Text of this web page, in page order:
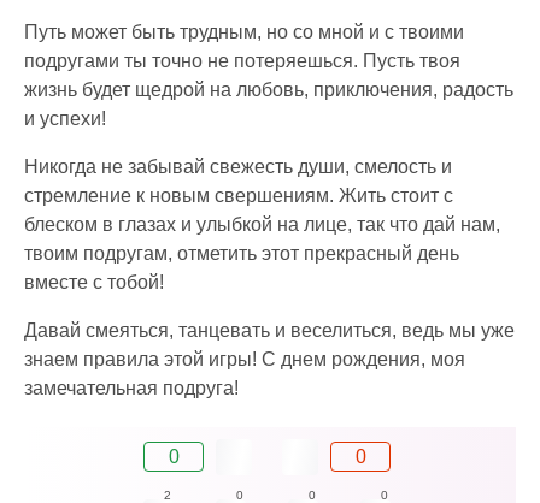
Путь может быть трудным, но со мной и с твоими
подругами ты точно не потеряешься. Пусть твоя
жизнь будет щедрой на любовь, приключения, радость
и успехи!
Никогда не забывай свежесть души, смелость и
стремление к новым свершениям. Жить стоит с
блеском в глазах и улыбкой на лице, так что дай нам,
твоим подругам, отметить этот прекрасный день
вместе с тобой!
Давай смеяться, танцевать и веселиться, ведь мы уже
знаем правила этой игры! С днем рождения, моя
замечательная подруга!
0 0
2 0 0 0